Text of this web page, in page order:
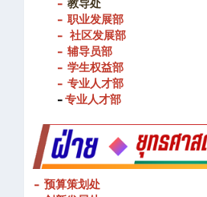
- 学生活动
- 教导处
- 职业发展部
-社区发展部
- 辅导员部
- 学生权益部
- 专业人才部
-专业人才部